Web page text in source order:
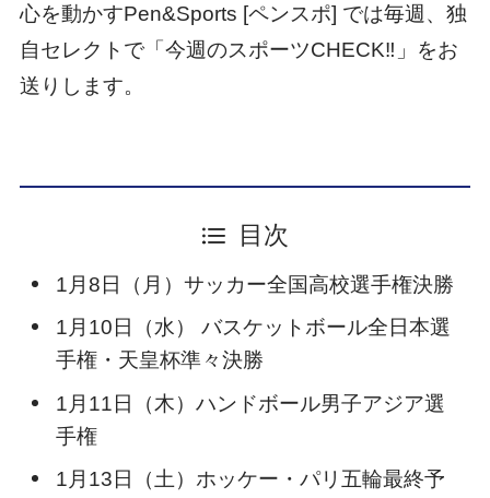
心を動かすPen&Sports [ペンスポ] では毎週、独
自セレクトで「今週のスポーツCHECK‼」をお
送りします。
目次
1月8日（月）サッカー全国高校選手権決勝
1月10日（水） バスケットボール全日本選
手権・天皇杯準々決勝
1月11日（木）ハンドボール男子アジア選
手権
1月13日（土）ホッケー・パリ五輪最終予